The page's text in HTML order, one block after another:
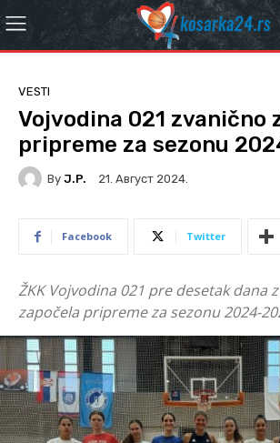
VESTI
Vojvodina 021 zvanično
pripreme za sezonu
By J.P. 21. Август 2024.
Facebook Twitter
ŽKK Vojvodina 021 pre desetak dana
započela pripreme za sezonu 2024-